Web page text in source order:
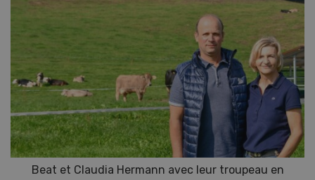
Beat et Claudia Hermann avec leur troupeau en